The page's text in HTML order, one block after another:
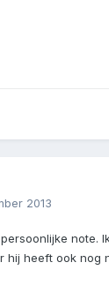
2013
note.
hij heeft ook nog